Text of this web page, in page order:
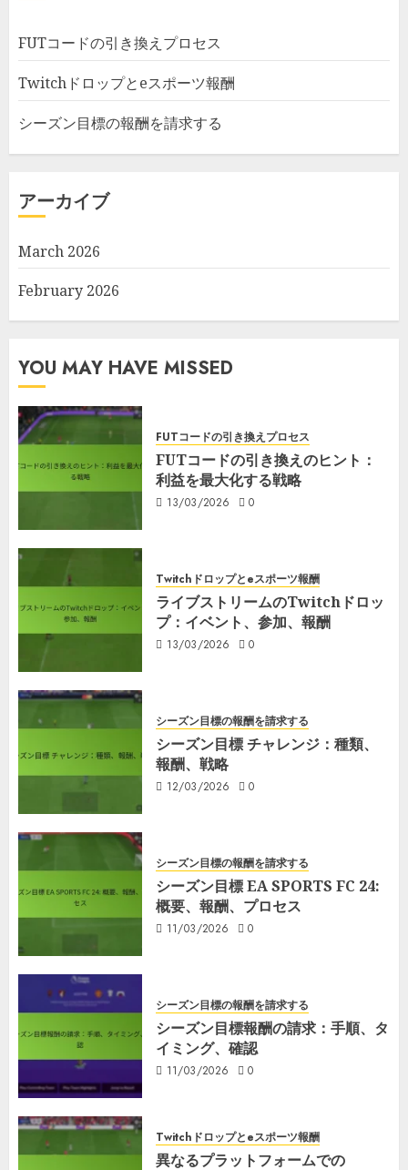
FUTコードの引き換えプロセス
Twitchドロップとeスポーツ報酬
シーズン目標の報酬を請求する
アーカイブ
March 2026
February 2026
YOU MAY HAVE MISSED
FUTコードの引き換えプロセス
FUTコードの引き換えのヒント：
利益を最大化する戦略
13/03/2026 0
Twitchドロップとeスポーツ報酬
ライブストリームのTwitchドロッ
プ：イベント、参加、報酬
13/03/2026 0
シーズン目標の報酬を請求する
シーズン目標 チャレンジ：種類、
報酬、戦略
12/03/2026 0
シーズン目標の報酬を請求する
シーズン目標 EA SPORTS FC 24:
概要、報酬、プロセス
11/03/2026 0
シーズン目標の報酬を請求する
シーズン目標報酬の請求：手順、タ
イミング、確認
11/03/2026 0
Twitchドロップとeスポーツ報酬
異なるプラットフォームでの